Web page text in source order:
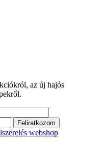
az új hajós
Feliratkozom